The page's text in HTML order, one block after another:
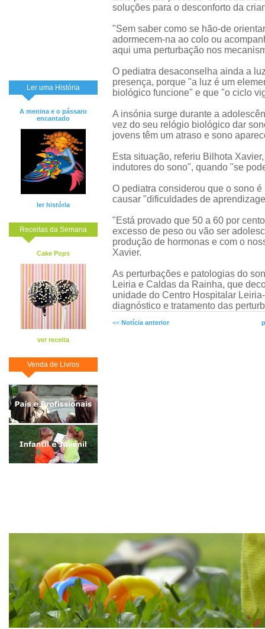
Ler uma História
A menina e o pássaro
encantado
ler história
Receitas da Semana
Cake Pops
ver receita
Venda de Livros
soluções para o desconforto da
"Sem saber como se hão-de
adormecem-na ao colo ou
aqui uma perturbação nos
O pediatra desaconselha ainda a
presença, porque "a luz é um
biológico funcione" e que "o ciclo
A insónia surge durante a
vez do seu relógio biológico dar
jovens têm um atraso e sono
Esta situação, referiu Bilhota
indutores do sono", quando "se
O pediatra considerou que o sono
causar "dificuldades de
"Está provado que 50 a 60 por
excesso de peso ou vão ser
produção de hormonas e com o
Xavier.
As perturbações e patologias do
Leiria e Caldas da Rainha, que
unidade do Centro Hospitalar
diagnóstico e tratamento das
<< Notícia anterior